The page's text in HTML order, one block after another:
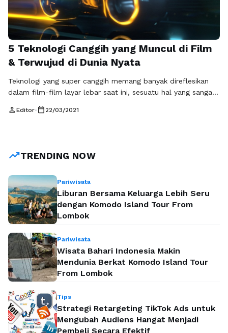
5 Teknologi Canggih yang Muncul di Film
& Terwujud di Dunia Nyata
Teknologi yang super canggih memang banyak direflesikan
dalam film-film layar lebar saat ini, sesuatu hal yang sangat
film tersebut. Sehingga para penonton pun dibuat kagum
person Editor• calendar_today 22/03/2021
trending_upTRENDING NOW
Pariwisata
Liburan Bersama Keluarga Lebih Seru
dengan Komodo Island Tour From
Lombok
Pariwisata
Wisata Bahari Indonesia Makin
Mendunia Berkat Komodo Island Tour
From Lombok
Tips
Strategi Retargeting TikTok Ads untuk
Mengubah Audiens Hangat Menjadi
Pembeli Secara Efektif